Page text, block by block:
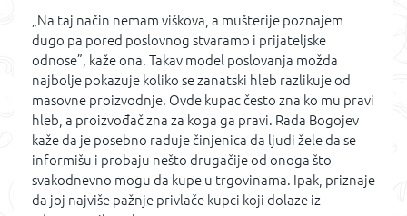
„Na taj način nemam viškova, a mušterije poznajem
dugo pa pored poslovnog stvaramo i prijateljske
odnose”, kaže ona. Takav model poslovanja možda
najbolje pokazuje koliko se zanatski hleb razlikuje od
masovne proizvodnje. Ovde kupac često zna ko mu pravi
hleb, a proizvođač zna za koga ga pravi. Rada Bogojev
kaže da je posebno raduje činjenica da ljudi žele da se
informišu i probaju nešto drugačije od onoga što
svakodnevno mogu da kupe u trgovinama. Ipak, priznaje
da joj najviše pažnje privlače kupci koji dolaze iz